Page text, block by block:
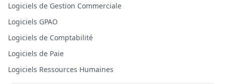
Logiciels de Gestion Commerciale
Logiciels GPAO
Logiciels de Comptabilité
Logiciels de Paie
Logiciels Ressources Humaines